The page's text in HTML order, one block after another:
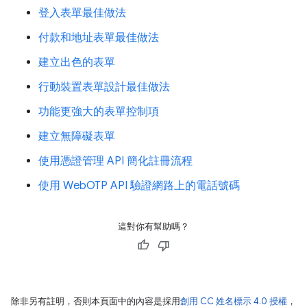
登入表單最佳做法
付款和地址表單最佳做法
建立出色的表單
行動裝置表單設計最佳做法
功能更強大的表單控制項
建立無障礙表單
使用憑證管理 API 簡化註冊流程
使用 WebOTP API 驗證網路上的電話號碼
這對你有幫助嗎？
除非另有註明，否則本頁面中的內容是採用創用 CC 姓名標示 4.0 授權 ，